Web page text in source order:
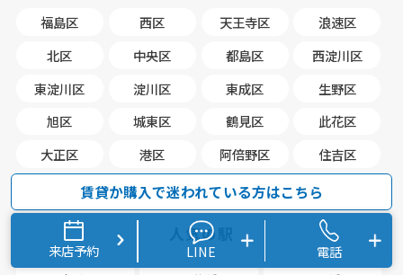
福島区 西区 天王寺区
浪速区
北区
中央区 都島区
西淀川区
東淀川区
淀川区 東成区
生野区
旭区
城東区 鶴見区
此花区
大正区
港区 阿倍野区
住吉区
東住吉区
西成区 住之江区 平野区
人気の駅
賃貸か購入で迷われている方はこちら
来店予約 LINE 電話